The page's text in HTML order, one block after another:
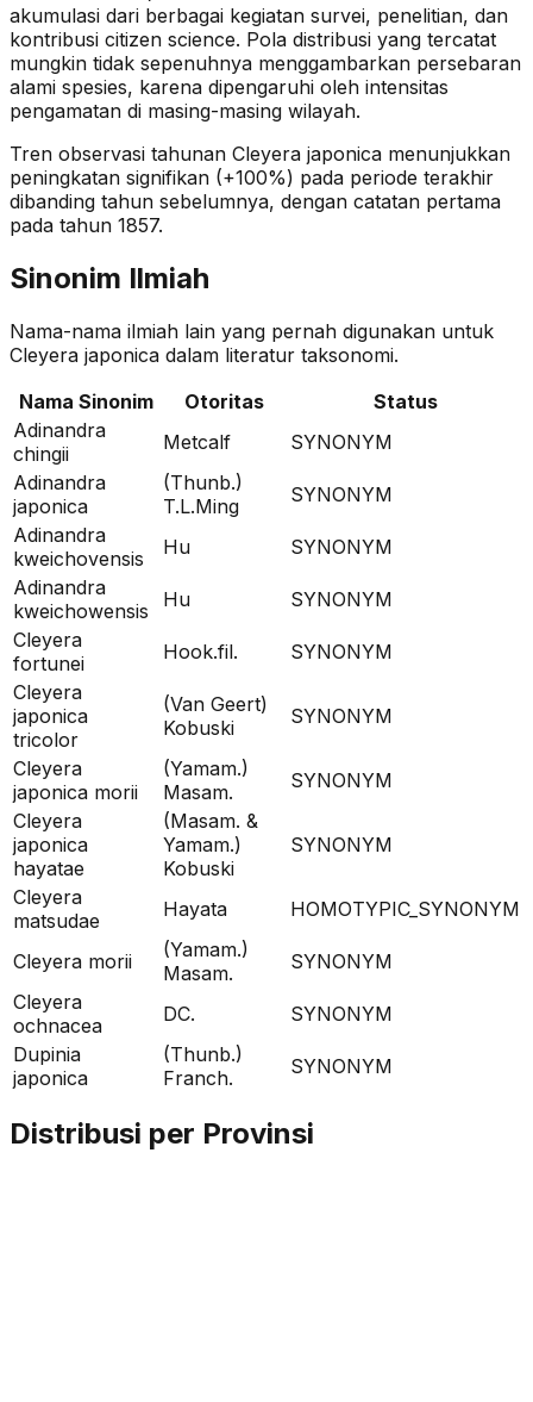
akumulasi dari berbagai kegiatan survei, penelitian, dan
kontribusi citizen science. Pola distribusi yang tercatat
mungkin tidak sepenuhnya menggambarkan persebaran
alami spesies, karena dipengaruhi oleh intensitas
pengamatan di masing-masing wilayah.
Tren observasi tahunan Cleyera japonica menunjukkan
peningkatan signifikan (+100%) pada periode terakhir
dibanding tahun sebelumnya, dengan catatan pertama
pada tahun 1857.
Sinonim Ilmiah
Nama-nama ilmiah lain yang pernah digunakan untuk
Cleyera japonica dalam literatur taksonomi.
Nama Sinonim
Otoritas
Status
Adinandra
chingii
Metcalf
SYNONYM
Adinandra
japonica
(Thunb.)
T.L.Ming
SYNONYM
Adinandra
kweichovensis
Hu
SYNONYM
Adinandra
kweichowensis
Hu
SYNONYM
Cleyera
fortunei
Hook.fil.
SYNONYM
Cleyera
japonica
tricolor
(Van Geert)
Kobuski
SYNONYM
Cleyera
japonica morii
(Yamam.)
Masam.
SYNONYM
Cleyera
japonica
hayatae
(Masam. &
Yamam.)
Kobuski
SYNONYM
Cleyera
matsudae
Hayata HOMOTYPIC_SYNONYM
Cleyera morii
(Yamam.)
Masam.
SYNONYM
Cleyera
ochnacea
DC.
SYNONYM
Dupinia
japonica
(Thunb.)
Franch.
SYNONYM
Distribusi per Provinsi